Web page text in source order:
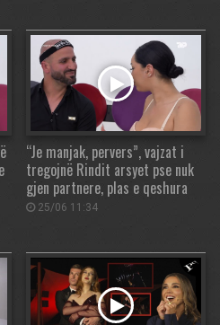
“Je manjak, pervers”, vajzat i
tregojnë Rindit arsyet pse nuk
gjen partnere, plas e qeshura
25/06 11:34